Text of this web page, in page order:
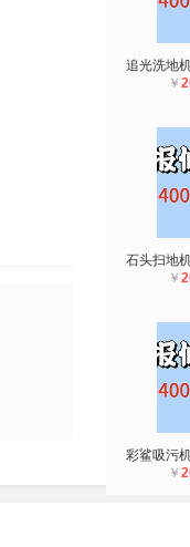
￥
￥
￥